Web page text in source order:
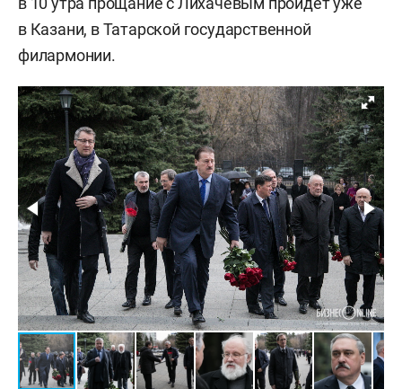
в Казани, в Татарской государственной
филармонии.